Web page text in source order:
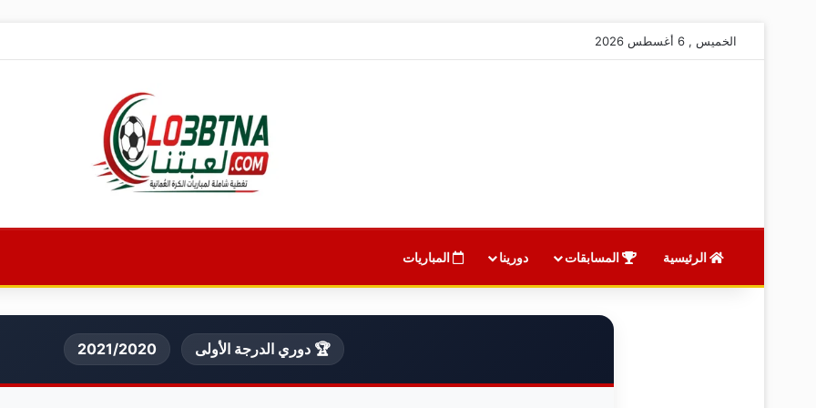
الخميس , 6 أغسطس 2026
الرئيسية المسابقات دورينا المباريات
🏆 دوري الدرجة الأولى 2021/2020